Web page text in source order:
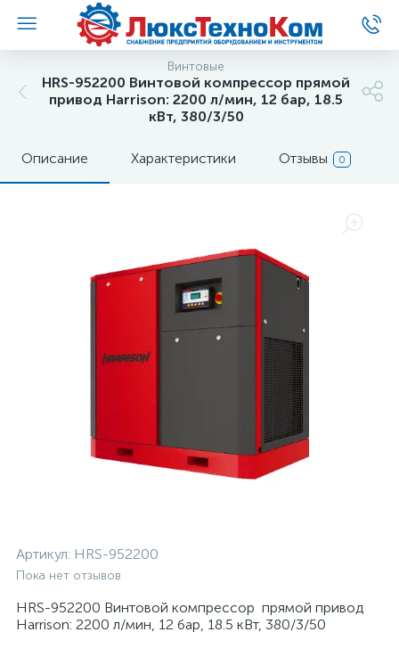
Винтовые
HRS-952200 Винтовой компрессор прямой
привод Harrison: 2200 л/мин, 12 бар, 18.5
кВт, 380/3/50
Описание Характеристики Отзывы 0
Артикул: HRS-952200
Пока нет отзывов
HRS-952200 Винтовой компрессор прямой привод
Harrison: 2200 л/мин, 12 бар, 18.5 кВт, 380/3/50